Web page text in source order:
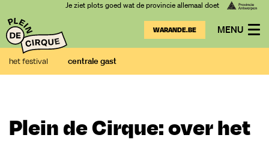
Je ziet plots goed wat de provincie allemaal doet
WARANDE.BE MENU
het festival centrale gast
Plein de Cirque: over het